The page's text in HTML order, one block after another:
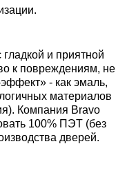
и приятной
к повреждениям, не
- как эмаль,
материалов
Компания Bravo
100% ПЭТ (без
дверей.